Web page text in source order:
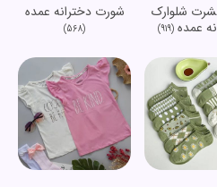
شلوارک
عمده (919)
شورت دخترانه عمده
(568)